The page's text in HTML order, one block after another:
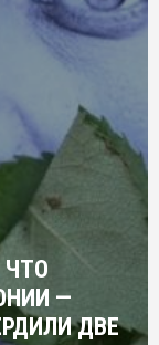
ЧТО
—
ДВЕ